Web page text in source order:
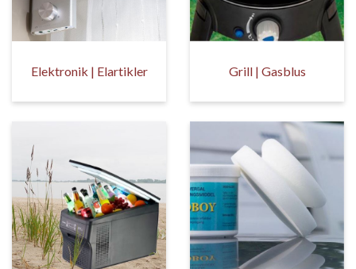
Elektronik | Elartikler Grill | Gasblus